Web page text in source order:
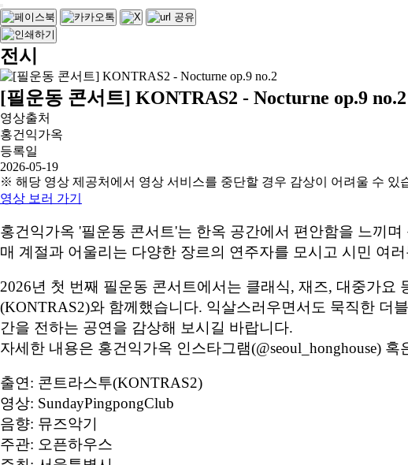
전시
[필운동 콘서트] KONTRAS2 - Nocturne op.9 no.2
영상출처
홍건익가옥
등록일
2026-05-19
※ 해당 영상 제공처에서 영상 서비스를 중단할 경우 감상이 어려울 수 있
영상 보러 가기
홍건익가옥 '필운동 콘서트'는 한옥 공간에서 편안함을 느끼
매 계절과 어울리는 다양한 장르의 연주자를 모시고 시민 여
2026년 첫 번째 필운동 콘서트에서는 클래식, 재즈, 대중가
(KONTRAS2)와 함께했습니다. 익살스러우면서도 묵직한 더
간을 전하는 공연을 감상해 보시길 바랍니다.
자세한 내용은 홍건익가옥 인스타그램(@seoul_honghouse)
출연: 콘트라스투(KONTRAS2)
영상: SundayPingpongClub
음향: 뮤즈악기
주관: 오픈하우스